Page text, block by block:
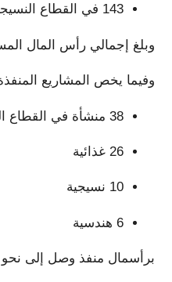
143 في القطاع النسيجي
وبلغ إجمالي رأس المال
وفيما يخص المشاريع
38 منشأة في القطاع الكيميائي
26 غذائية
10 نسيجية
6 هندسية
برأسمال منفذ وصل إلى نحو